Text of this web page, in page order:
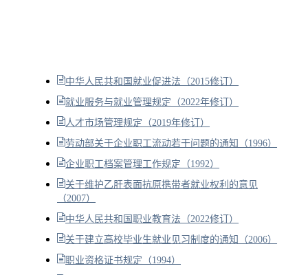
中华人民共和国就业促进法（2015修订）
就业服务与就业管理规定（2022年修订）
人才市场管理规定（2019年修订）
劳动部关于企业职工流动若干问题的通知（1996）
企业职工档案管理工作规定（1992）
关于维护乙肝表面抗原携带者就业权利的意见
（2007）
中华人民共和国职业教育法（2022修订）
关于建立高校毕业生就业见习制度的通知（2006）
职业资格证书规定（1994）